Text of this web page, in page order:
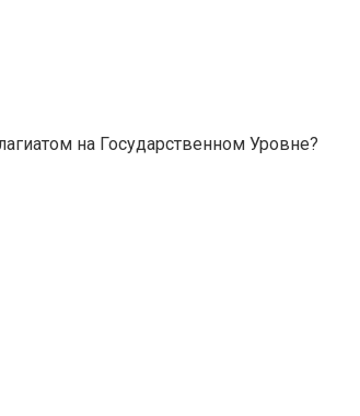
на Государственном Уровне?